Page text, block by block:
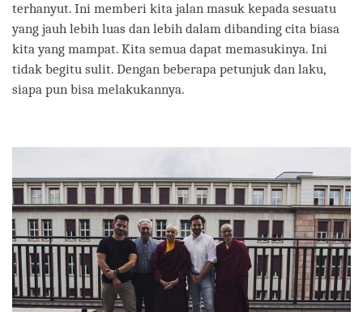
terhanyut. Ini memberi kita jalan masuk kepada sesuatu
yang jauh lebih luas dan lebih dalam dibanding cita biasa
kita yang mampat. Kita semua dapat memasukinya. Ini
tidak begitu sulit. Dengan beberapa petunjuk dan laku,
siapa pun bisa melakukannya.